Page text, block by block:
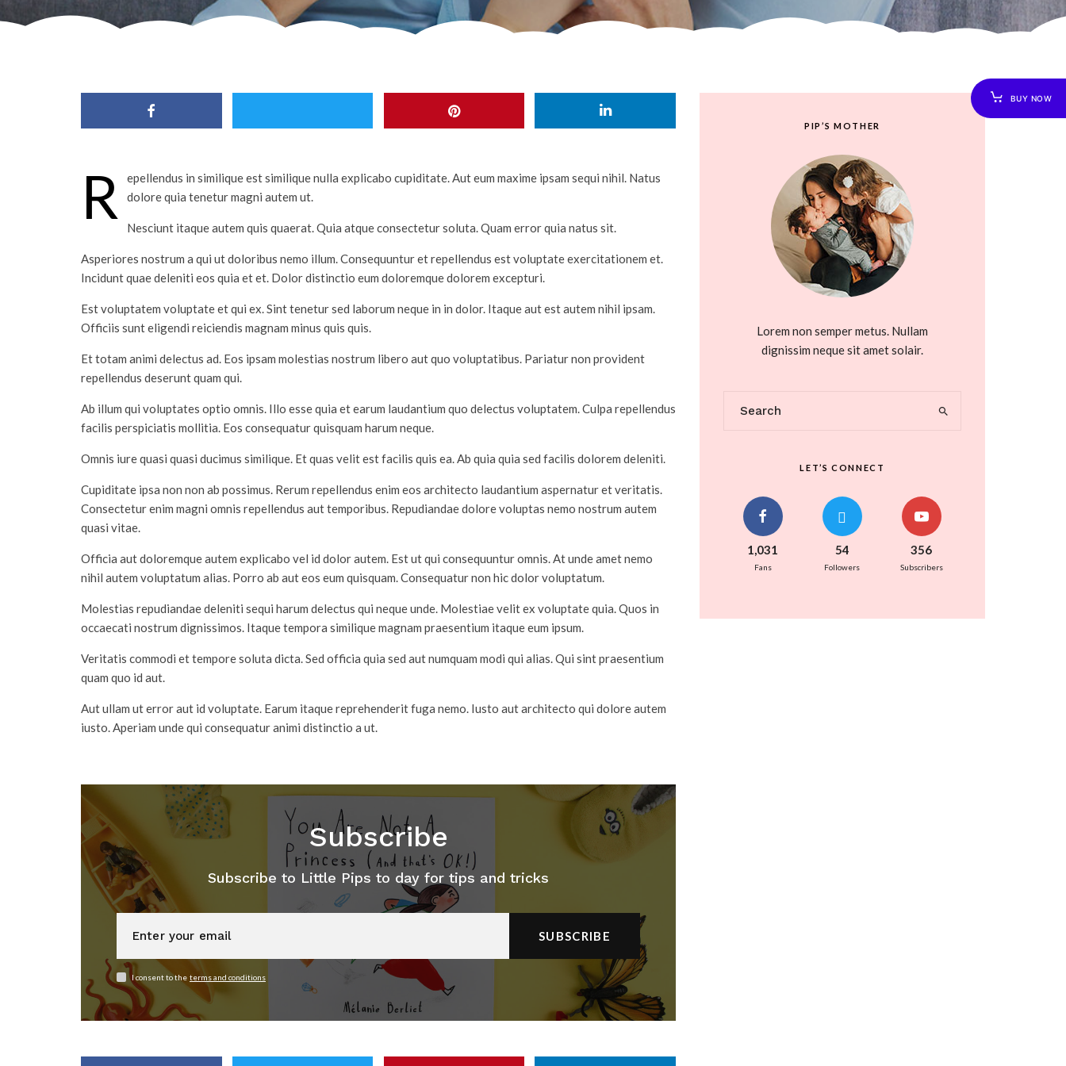
R
epellendus in similique est similique nulla explicabo cupiditate. Aut eum maxime ipsam sequi nihil. Natus
dolore quia tenetur magni autem ut.
Nesciunt itaque autem quis quaerat. Quia atque consectetur soluta. Quam error quia natus sit.
Asperiores nostrum a qui ut doloribus nemo illum. Consequuntur et repellendus est voluptate exercitationem et.
Incidunt quae deleniti eos quia et et. Dolor distinctio eum doloremque dolorem excepturi.
Est voluptatem voluptate et qui ex. Sint tenetur sed laborum neque in in dolor. Itaque aut est autem nihil ipsam.
Officiis sunt eligendi reiciendis magnam minus quis quis.
Et totam animi delectus ad. Eos ipsam molestias nostrum libero aut quo voluptatibus. Pariatur non provident
repellendus deserunt quam qui.
Ab illum qui voluptates optio omnis. Illo esse quia et earum laudantium quo delectus voluptatem. Culpa repellendus
facilis perspiciatis mollitia. Eos consequatur quisquam harum neque.
Omnis iure quasi quasi ducimus similique. Et quas velit est facilis quis ea. Ab quia quia sed facilis dolorem deleniti.
Cupiditate ipsa non non ab possimus. Rerum repellendus enim eos architecto laudantium aspernatur et veritatis.
Consectetur enim magni omnis repellendus aut temporibus. Repudiandae dolore voluptas nemo nostrum autem
quasi vitae.
Officia aut doloremque autem explicabo vel id dolor autem. Est ut qui consequuntur omnis. At unde amet nemo
nihil autem voluptatum alias. Porro ab aut eos eum quisquam. Consequatur non hic dolor voluptatum.
Molestias repudiandae deleniti sequi harum delectus qui neque unde. Molestiae velit ex voluptate quia. Quos in
occaecati nostrum dignissimos. Itaque tempora similique magnam praesentium itaque eum ipsum.
Veritatis commodi et tempore soluta dicta. Sed officia quia sed aut numquam modi qui alias. Qui sint praesentium
quam quo id aut.
Aut ullam ut error aut id voluptate. Earum itaque reprehenderit fuga nemo. Iusto aut architecto qui dolore autem
iusto. Aperiam unde qui consequatur animi distinctio a ut.
Subscribe
Subscribe to Little Pips to day for tips and tricks
SUBSCRIBE
I consent to the terms and conditions
PIP’S MOTHER
Lorem non semper metus. Nullam
dignissim neque sit amet solair.
LET’S CONNECT
1,031
Fans
54
Followers
356
Subscribers
BUY NOW